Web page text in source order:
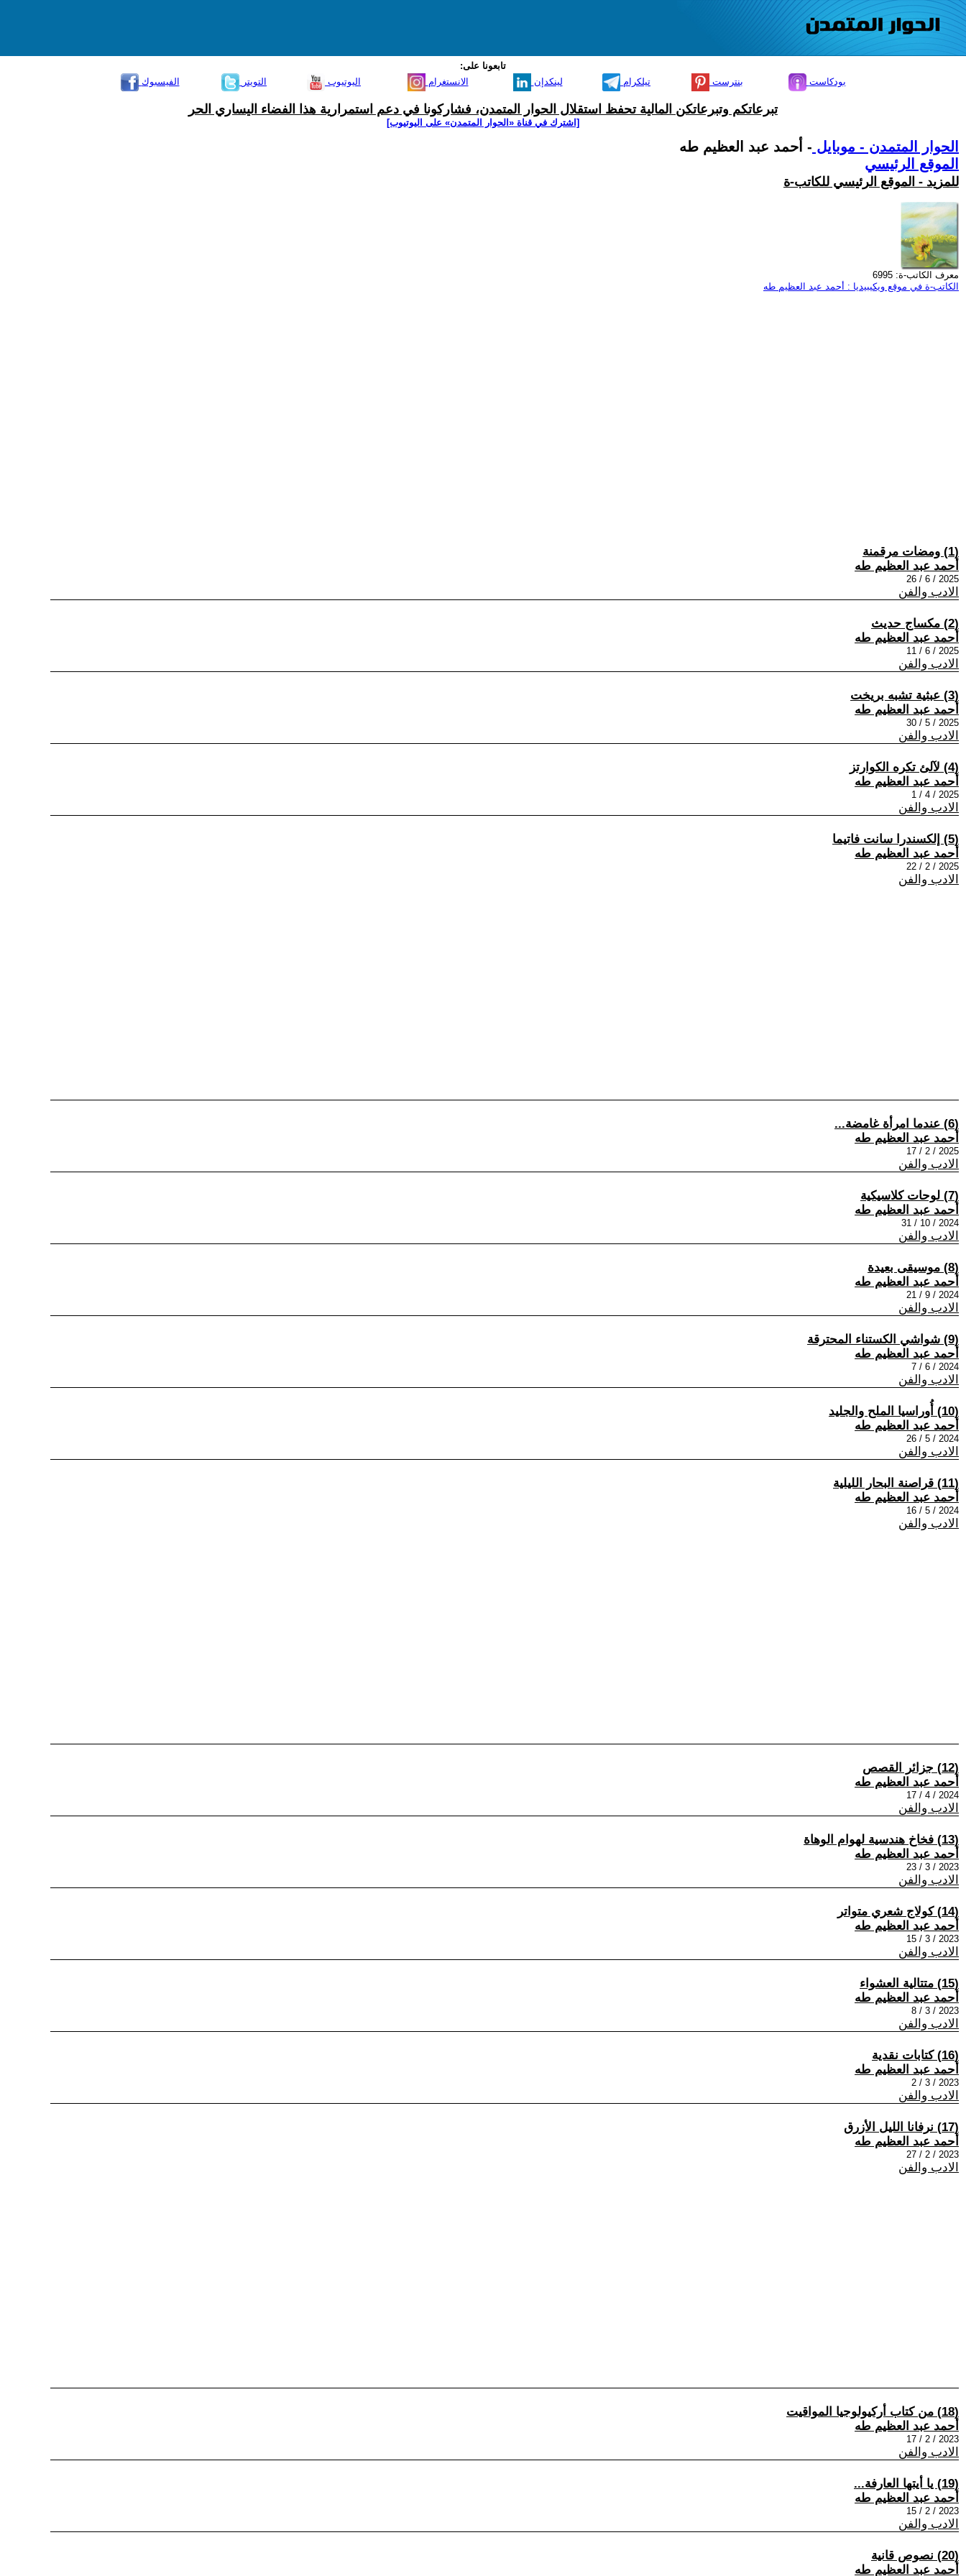
تابعونا على:
الفيسبوك
التويتر اليوتيوب الانستغرام لينكدإن تيلكرام بنترست بودكاست
تبرعاتكم وتبرعاتكن المالية تحفظ استقلال الحوار المتمدن، فشاركونا في دعم استمرارية هذا الفضاء اليساري الحر
[اشترك في قناة ‫«الحوار المتمدن» على اليوتيوب]
الحوار المتمدن - موبايل - أحمد عبد العظيم طه
الموقع الرئيسي
للمزيد - الموقع الرئيسي للكاتب-ة
معرف الكاتب-ة: 6995
الكاتب-ة في موقع ويكيبيديا : أحمد عبد العظيم طه
(1) ومضات مرقمنة
أحمد عبد العظيم طه
2025 / 6 / 26
الادب والفن
(2) مكساج حديث
أحمد عبد العظيم طه
2025 / 6 / 11
الادب والفن
(3) عبثية تشبه بريخت
أحمد عبد العظيم طه
2025 / 5 / 30
الادب والفن
(4) لآلئ تكره الكوارتز
أحمد عبد العظيم طه
2025 / 4 / 1
الادب والفن
(5) إلكسندرا سانت فاتيما
أحمد عبد العظيم طه
2025 / 2 / 22
الادب والفن
(6) عندما امرأة غامضة...
أحمد عبد العظيم طه
2025 / 2 / 17
الادب والفن
(7) لوحات كلاسيكية
أحمد عبد العظيم طه
2024 / 10 / 31
الادب والفن
(8) موسيقى بعيدة
أحمد عبد العظيم طه
2024 / 9 / 21
الادب والفن
(9) شواشي الكستناء المحترقة
أحمد عبد العظيم طه
2024 / 6 / 7
الادب والفن
(10) أُوراسيا الملح والجليد
أحمد عبد العظيم طه
2024 / 5 / 26
الادب والفن
(11) قراصنة البحار الليلية
أحمد عبد العظيم طه
2024 / 5 / 16
الادب والفن
(12) جزائر القصص
أحمد عبد العظيم طه
2024 / 4 / 17
الادب والفن
(13) فخاخ هندسية لهوام الوهاة
أحمد عبد العظيم طه
2023 / 3 / 23
الادب والفن
(14) كولاج شعري متواتر
أحمد عبد العظيم طه
2023 / 3 / 15
الادب والفن
(15) متتالية العشواء
أحمد عبد العظيم طه
2023 / 3 / 8
الادب والفن
(16) كتابات نقدية
أحمد عبد العظيم طه
2023 / 3 / 2
الادب والفن
(17) نرفانا الليل الأزرق
أحمد عبد العظيم طه
2023 / 2 / 27
الادب والفن
(18) من كتاب أركيولوجيا المواقيت
أحمد عبد العظيم طه
2023 / 2 / 17
الادب والفن
(19) يا أيتها العارفة...
أحمد عبد العظيم طه
2023 / 2 / 15
الادب والفن
(20) نصوص قانية
أحمد عبد العظيم طه